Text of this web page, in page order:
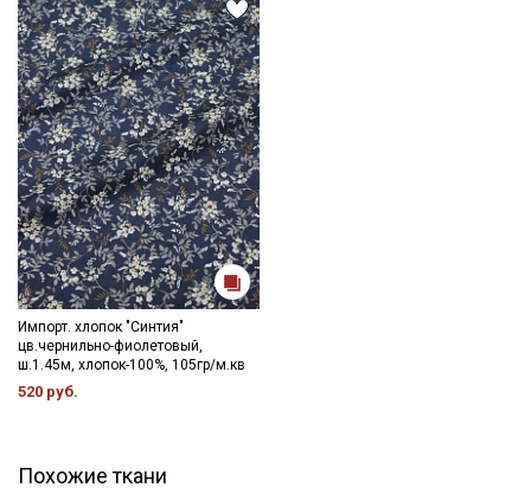
Импорт. хлопок "Синтия"
цв.чернильно-фиолетовый,
ш.1.45м, хлопок-100%, 105гр/м.кв
520 руб.
Похожие ткани